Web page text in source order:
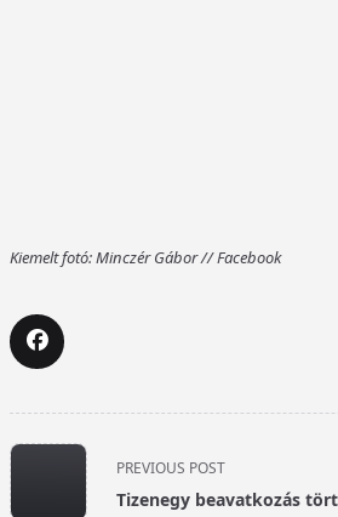
Kiemelt fotó: Minczér Gábor // Facebook
<span
class="nav-
PREVIOUS POST
Tizenegy beavatkozás